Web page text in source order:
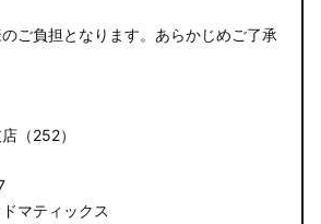
ご負担となります。あらかじめご了承
（252）
マティックス